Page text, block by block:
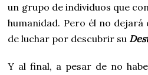
un grupo de individuos que
humanidad. Pero él no
de luchar por descubrir su
Y al final, a pesar de no